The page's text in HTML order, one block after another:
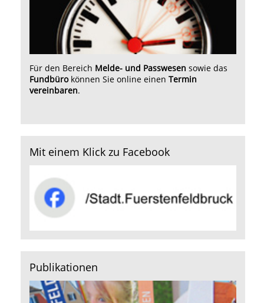
Für den Bereich Melde- und Passwesen sowie das
Fundbürokönnen Sie online einen Termin
vereinbaren.
Mit einem Klick zu Facebook
Publikationen